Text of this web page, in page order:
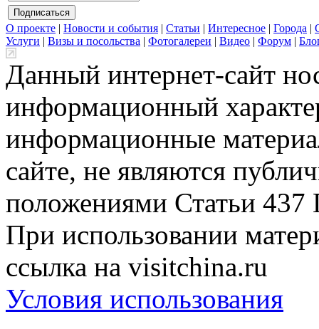
О проекте | Новости и события | Статьи | Интересное | Города |
Услуги | Визы и посольства | Фотогалереи | Видео | Форум |
Данный интернет-сайт
информационный
информационные
сайте, не являются
положениями Статьи 437
При использовании
ссылка на visitchina.ru
Условия использования